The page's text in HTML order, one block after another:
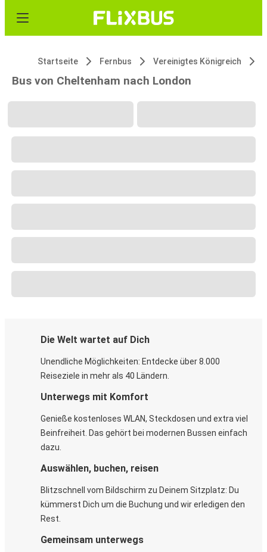
Startseite Fernbus Vereinigtes Königreich
Bus von Cheltenham nach London
Die Welt wartet auf Dich
Unendliche Möglichkeiten: Entdecke über 8.000
Reiseziele in mehr als 40 Ländern.
Unterwegs mit Komfort
Genieße kostenloses WLAN, Steckdosen und extra viel
Beinfreiheit. Das gehört bei modernen Bussen einfach
dazu.
Auswählen, buchen, reisen
Blitzschnell vom Bildschirm zu Deinem Sitzplatz: Du
kümmerst Dich um die Buchung und wir erledigen den
Rest.
Gemeinsam unterwegs